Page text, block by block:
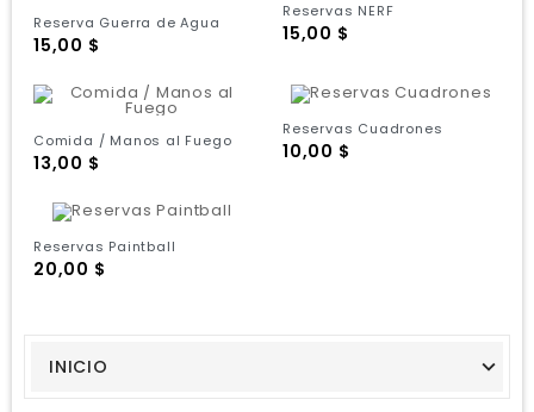
INICIO
Reserva Guerra de Agua
Precio
15,00 $
Reservas NERF
Precio
15,00 $
Comida / Manos al Fuego
Precio
13,00 $
Reservas Cuadrones
Precio
10,00 $
Reservas Paintball
Precio
20,00 $